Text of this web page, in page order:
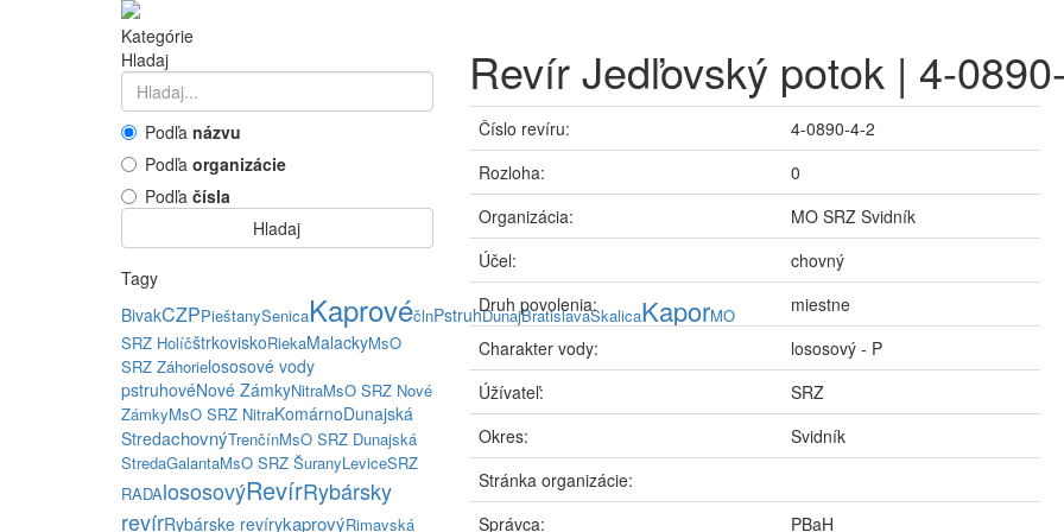
Kategórie
Hladaj
Podľa názvu
Podľa organizácie
Podľa čísla
Hladaj
Tagy
BivakCZPPieštanySenicaKaprovéčlnPstruhDunajBratislavaSkalicaKaporMO
SRZ HolíčštrkoviskoRiekaMalackyMsO
SRZ Záhorielososové vody
pstruhovéNové ZámkyNitraMsO SRZ Nové
ZámkyMsO SRZ NitraKomárnoDunajská
StredachovnýTrenčínMsO SRZ Dunajská
StredaGalantaMsO SRZ ŠuranyLeviceSRZ
RADAlososovýRevírRybársky
revírRybárske revírykaprovýRimavská
Revír Jedľovský potok | 4-
Číslo revíru:
4-0890-4-2
Rozloha:
0
Organizácia:
MO SRZ Svidník
Účel:
chovný
Druh povolenia:
miestne
Charakter vody:
lososový - P
Úžívateľ:
SRZ
Okres:
Svidník
Stránka organizácie:
Správca:
PBaH